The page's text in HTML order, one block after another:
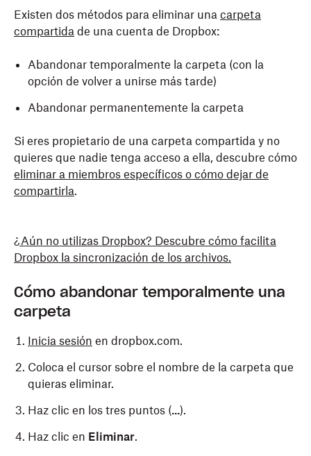
Existen dos métodos para eliminar una carpeta
compartida de una cuenta de Dropbox:
Abandonar temporalmente la carpeta (con la
opción de volver a unirse más tarde)
Abandonar permanentemente la carpeta
Si eres propietario de una carpeta compartida y no
quieres que nadie tenga acceso a ella, descubre cómo
eliminar a miembros específicos o cómo dejar de
compartirla.
¿Aún no utilizas Dropbox? Descubre cómo facilita
Dropbox la sincronización de los archivos.
Cómo abandonar temporalmente una
carpeta
Inicia sesión en dropbox.com.
Coloca el cursor sobre el nombre de la carpeta que
quieras eliminar.
Haz clic en los tres puntos (...).
Haz clic en Eliminar.